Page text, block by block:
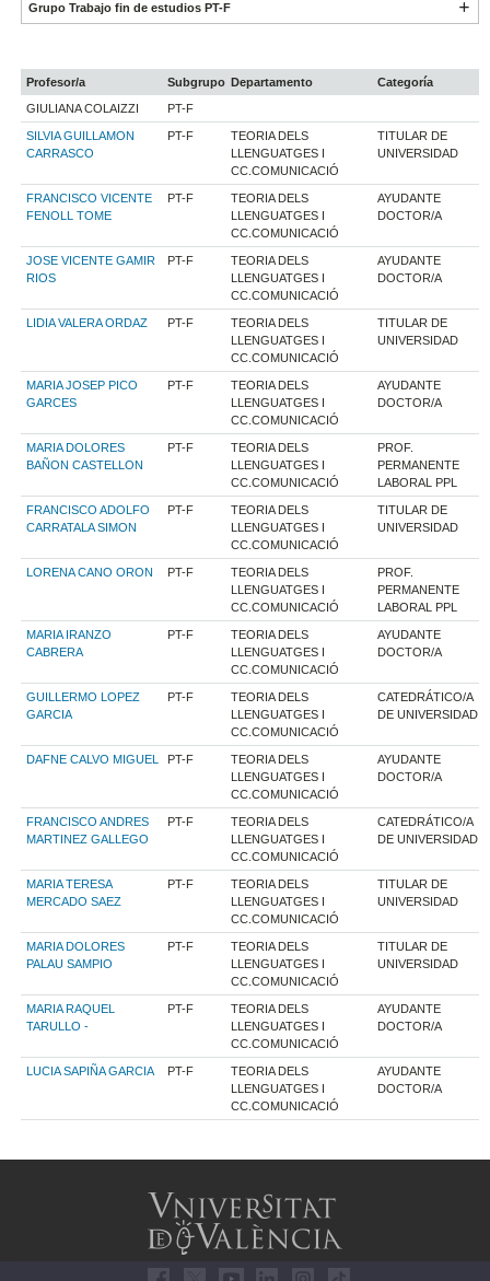
Grupo Trabajo fin de estudios PT-F
Profesor/a Subgrupo Departamento
Categoría
GIULIANA COLAIZZI
PT-F
SILVIA GUILLAMON
CARRASCO
PT-F
TEORIA DELS
LLENGUATGES I
CC.COMUNICACIÓ
TITULAR DE
UNIVERSIDAD
FRANCISCO VICENTE
FENOLL TOME
PT-F
TEORIA DELS
LLENGUATGES I
CC.COMUNICACIÓ
AYUDANTE
DOCTOR/A
JOSE VICENTE GAMIR
RIOS
PT-F
TEORIA DELS
LLENGUATGES I
CC.COMUNICACIÓ
AYUDANTE
DOCTOR/A
LIDIA VALERA ORDAZ PT-F
TEORIA DELS
LLENGUATGES I
CC.COMUNICACIÓ
TITULAR DE
UNIVERSIDAD
MARIA JOSEP PICO
GARCES
PT-F
TEORIA DELS
LLENGUATGES I
CC.COMUNICACIÓ
AYUDANTE
DOCTOR/A
MARIA DOLORES
BAÑON CASTELLON
PT-F
TEORIA DELS
LLENGUATGES I
CC.COMUNICACIÓ
PROF.
PERMANENTE
LABORAL PPL
FRANCISCO ADOLFO
CARRATALA SIMON
PT-F
TEORIA DELS
LLENGUATGES I
CC.COMUNICACIÓ
TITULAR DE
UNIVERSIDAD
LORENA CANO ORON PT-F
TEORIA DELS
LLENGUATGES I
CC.COMUNICACIÓ
PROF.
PERMANENTE
LABORAL PPL
MARIA IRANZO
CABRERA
PT-F
TEORIA DELS
LLENGUATGES I
CC.COMUNICACIÓ
AYUDANTE
DOCTOR/A
GUILLERMO LOPEZ
GARCIA
PT-F
TEORIA DELS
LLENGUATGES I
CC.COMUNICACIÓ
CATEDRÁTICO/A
DE UNIVERSIDAD
DAFNE CALVO MIGUEL PT-F
TEORIA DELS
LLENGUATGES I
CC.COMUNICACIÓ
AYUDANTE
DOCTOR/A
FRANCISCO ANDRES
MARTINEZ GALLEGO
PT-F
TEORIA DELS
LLENGUATGES I
CC.COMUNICACIÓ
CATEDRÁTICO/A
DE UNIVERSIDAD
MARIA TERESA
MERCADO SAEZ
PT-F
TEORIA DELS
LLENGUATGES I
CC.COMUNICACIÓ
TITULAR DE
UNIVERSIDAD
MARIA DOLORES
PALAU SAMPIO
PT-F
TEORIA DELS
LLENGUATGES I
CC.COMUNICACIÓ
TITULAR DE
UNIVERSIDAD
MARIA RAQUEL
TARULLO -
PT-F
TEORIA DELS
LLENGUATGES I
CC.COMUNICACIÓ
AYUDANTE
DOCTOR/A
LUCIA SAPIÑA GARCIA PT-F
TEORIA DELS
LLENGUATGES I
CC.COMUNICACIÓ
AYUDANTE
DOCTOR/A